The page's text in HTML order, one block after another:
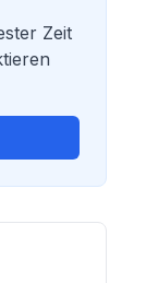
Zeit